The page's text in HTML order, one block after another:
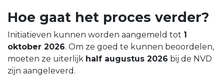
Hoe gaat het proces verder?
Initiatieven kunnen worden aangemeld tot 1
oktober 2026. Om ze goed te kunnen beoordelen,
moeten ze uiterlijk half augustus 2026 bij de NVD
zijn aangeleverd.